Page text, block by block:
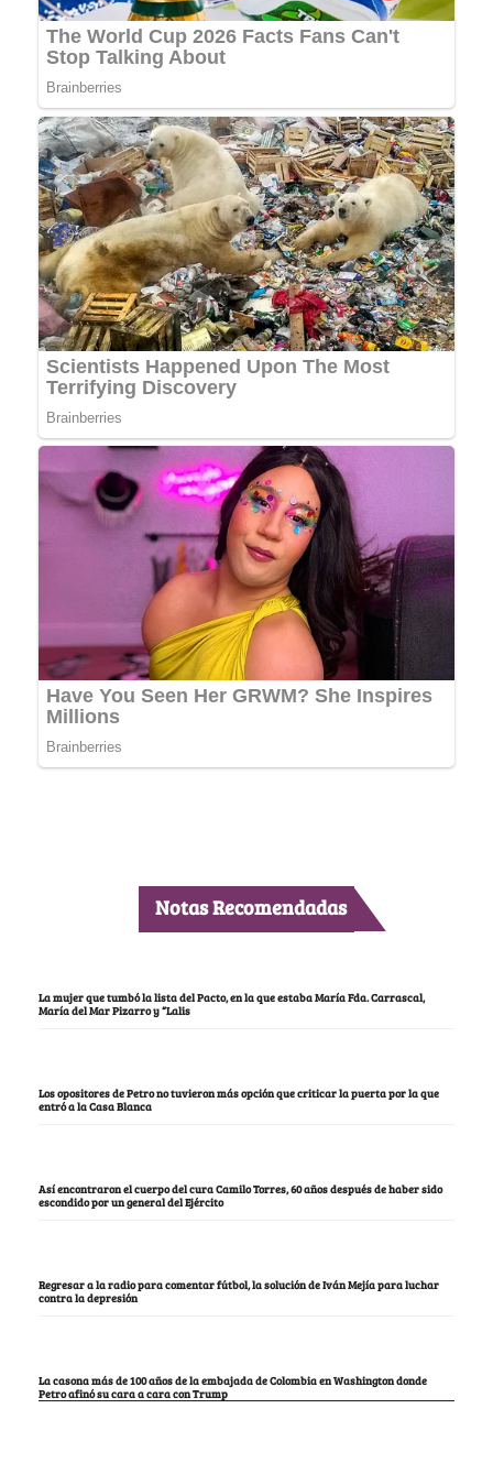
Notas Recomendadas
La mujer que tumbó la lista del Pacto, en la que estaba María Fda. Carrascal,
María del Mar Pizarro y “Lalis
Los opositores de Petro no tuvieron más opción que criticar la puerta por la que
entró a la Casa Blanca
Así encontraron el cuerpo del cura Camilo Torres, 60 años después de haber sido
escondido por un general del Ejército
Regresar a la radio para comentar fútbol, la solución de Iván Mejía para luchar
contra la depresión
La casona más de 100 años de la embajada de Colombia en Washington donde
Petro afinó su cara a cara con Trump